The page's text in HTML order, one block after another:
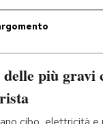
delle più